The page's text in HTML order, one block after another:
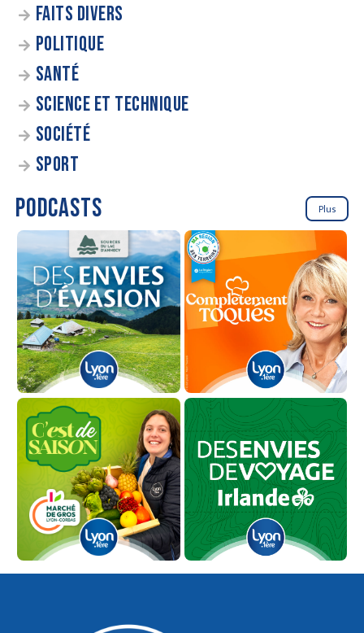
FAITS DIVERS
POLITIQUE
SANTÉ
SCIENCE ET TECHNIQUE
SOCIÉTÉ
SPORT
PODCASTS Plus